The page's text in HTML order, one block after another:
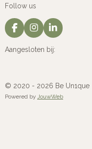
Follow us
F
a
c
o
k
I
n
s
r
a
m
L
i
n
I
n
Aangesloten bij:
© 2020 - 2026 Be Un1que
Powered by JouwWeb